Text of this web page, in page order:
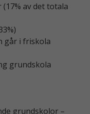
av det totala
går i friskola
grundskola
grundskolor –